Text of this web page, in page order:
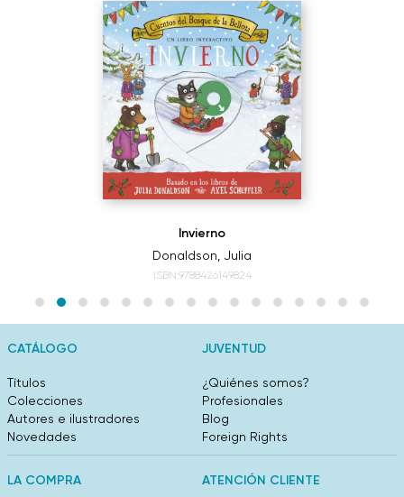
Invierno
Donaldson, Julia
ISBN:9788426149824
CATÁLOGO
Títulos
Colecciones
Autores e ilustradores
Novedades
JUVENTUD
¿Quiénes somos?
Profesionales
Blog
Foreign Rights
LA COMPRA ATENCIÓN CLIENTE